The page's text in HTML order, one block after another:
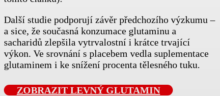
Další studie podporují závěr předchozího výzkumu –
a sice, že současná konzumace glutaminu a
sacharidů zlepšila vytrvalostní i krátce trvající
výkon. Ve srovnání s placebem vedla suplementace
glutaminem i ke snížení procenta tělesného tuku.
ZOBRAZIT LEVNÝ GLUTAMIN